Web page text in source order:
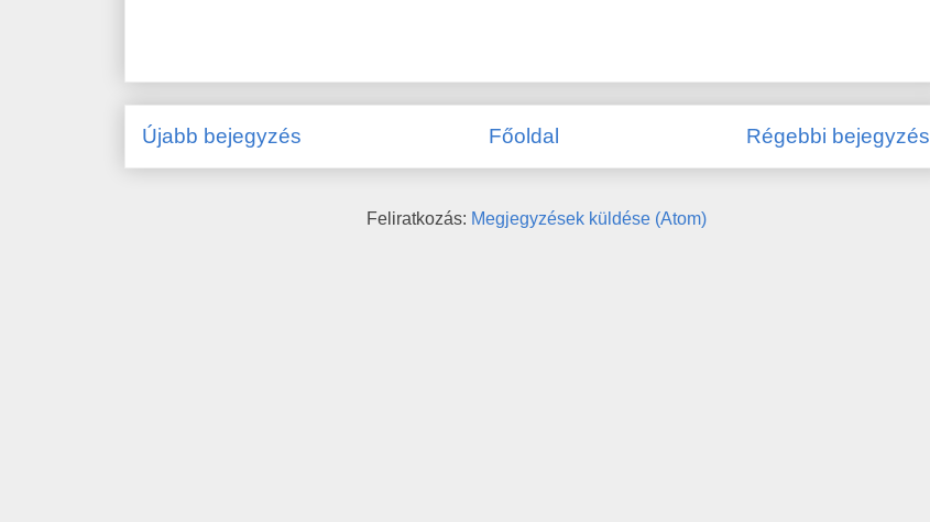
Újabb bejegyzés Régebbi bejegyzés
Főoldal
Feliratkozás: Megjegyzések küldése (Atom)